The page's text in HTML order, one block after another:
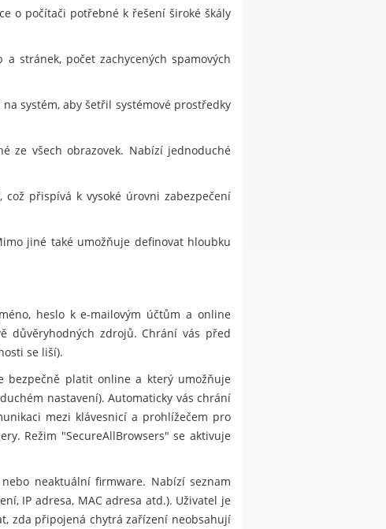
o počítači potřebné k řešení široké škály
stránek, počet zachycených spamových
systém, aby šetřil systémové prostředky
ze všech obrazovek. Nabízí jednoduché
přispívá k vysoké úrovni zabezpečení
jiné také umožňuje definovat hloubku
heslo k e-mailovým účtům a online
důvěryhodných zdrojů. Chrání vás před
se liší).
bezpečně platit online a který umožňuje
nastavení). Automaticky vás chrání
mezi klávesnicí a prohlížečem pro
Režim "SecureAllBrowsers" se aktivuje
neaktuální firmware. Nabízí seznam
IP adresa, MAC adresa atd.). Uživatel je
zda připojená chytrá zařízení neobsahují